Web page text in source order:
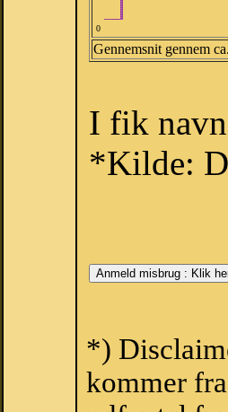
0
Gennemsnit gennem
I fik
*Kilde:
*)
kommer